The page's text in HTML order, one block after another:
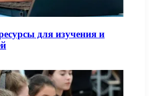
для изучения и